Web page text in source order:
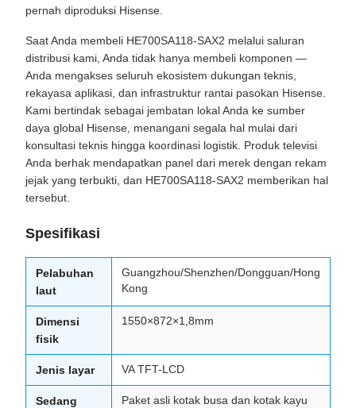
pernah diproduksi Hisense.
Saat Anda membeli HE700SA118-SAX2 melalui saluran
distribusi kami, Anda tidak hanya membeli komponen —
Anda mengakses seluruh ekosistem dukungan teknis,
rekayasa aplikasi, dan infrastruktur rantai pasokan Hisense.
Kami bertindak sebagai jembatan lokal Anda ke sumber
daya global Hisense, menangani segala hal mulai dari
konsultasi teknis hingga koordinasi logistik. Produk televisi
Anda berhak mendapatkan panel dari merek dengan rekam
jejak yang terbukti, dan HE700SA118-SAX2 memberikan hal
tersebut.
Spesifikasi
Pelabuhan
laut
Guangzhou/Shenzhen/Dongguan/Hong
Kong
Dimensi
fisik
1550×872×1,8mm
Jenis layar VA TFT-LCD
Sedang
Paket asli kotak busa dan kotak kayu